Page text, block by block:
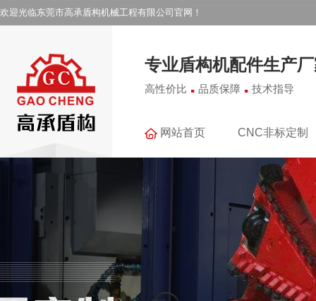
欢迎光临东莞市高承盾构机械工程有限公司官网！
专业盾构机配件生产
高性价比 . 品质保障 . 技术指导
网站首页 CNC非标定制